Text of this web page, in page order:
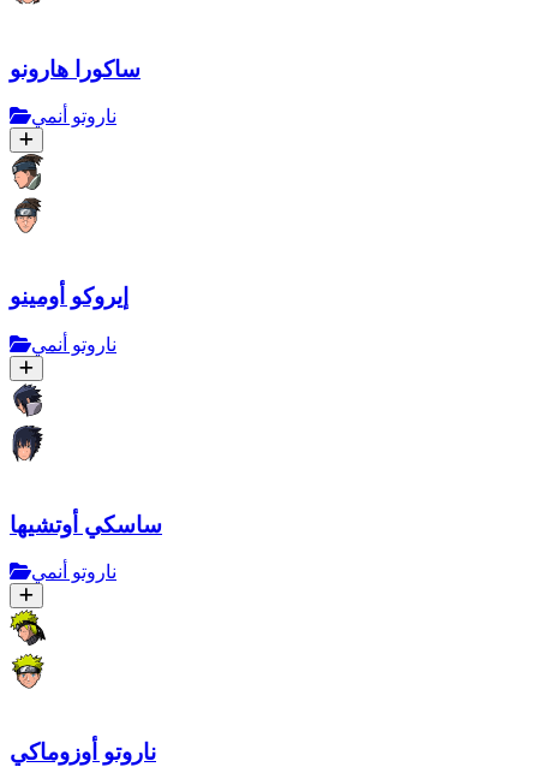
ساكورا هارونو
ناروتو أنمي
إيروكو أومينو
ناروتو أنمي
ساسكي أوتشيها
ناروتو أنمي
ناروتو أوزوماكي